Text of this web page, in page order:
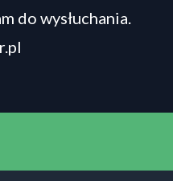
do wysłuchania.